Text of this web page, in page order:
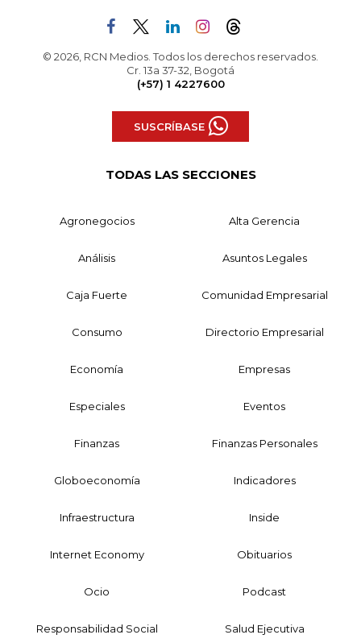
© 2026, RCN Medios. Todos los derechos reservados.
Cr. 13a 37-32, Bogotá
(+57) 1 4227600
SUSCRÍBASE
TODAS LAS SECCIONES
Agronegocios Alta Gerencia
Análisis Asuntos Legales
Caja Fuerte Comunidad Empresarial
Consumo Directorio Empresarial
Economía Empresas
Especiales Eventos
Finanzas Finanzas Personales
Globoeconomía Indicadores
Infraestructura Inside
Internet Economy Obituarios
Ocio Podcast
Responsabilidad Social Salud Ejecutiva